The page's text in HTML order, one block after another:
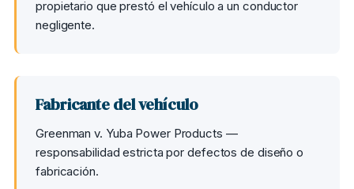
propietario que prestó el vehículo a un conductor
negligente.
Fabricante del vehículo
Greenman v. Yuba Power Products —
responsabilidad estricta por defectos de diseño o
fabricación.